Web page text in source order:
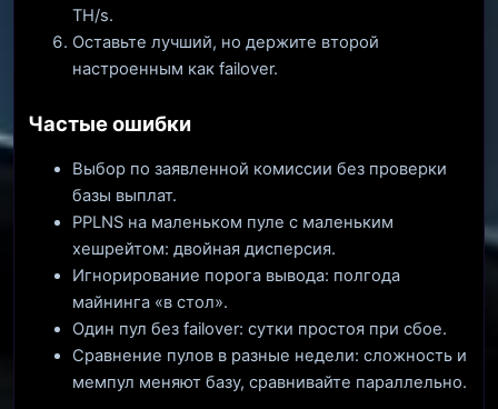
TH/s.
Оставьте лучший, но держите второй
настроенным как failover.
Частые ошибки
Выбор по заявленной комиссии без проверки
базы выплат.
PPLNS на маленьком пуле с маленьким
хешрейтом: двойная дисперсия.
Игнорирование порога вывода: полгода
майнинга «в стол».
Один пул без failover: сутки простоя при сбое.
Сравнение пулов в разные недели: сложность и
мемпул меняют базу, сравнивайте параллельно.